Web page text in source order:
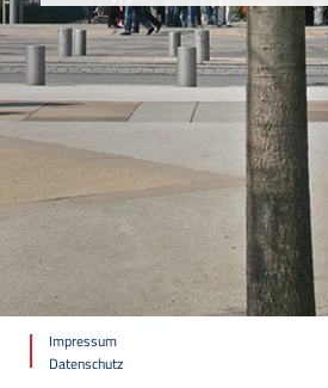
Impressum
Datenschutz